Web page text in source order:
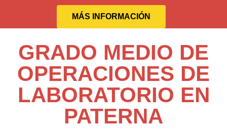
MÁS INFORMACIÓN
GRADO MEDIO DE
OPERACIONES DE
LABORATORIO EN
PATERNA